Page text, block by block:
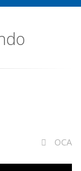
OCA